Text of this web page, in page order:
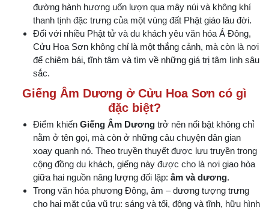
đường hành hương uốn lượn qua mây núi và không khí
thanh tịnh đặc trưng của một vùng đất Phật giáo lâu đời.
Đối với nhiều Phật tử và du khách yêu văn hóa Á Đông,
Cửu Hoa Sơn không chỉ là một thắng cảnh, mà còn là nơi
để chiêm bái, tĩnh tâm và tìm về những giá trị tâm linh sâu
sắc.
Giếng Âm Dương ở Cửu Hoa Sơn có gì
đặc biệt?
Điểm khiến Giếng Âm Dương trở nên nổi bật không chỉ
nằm ở tên gọi, mà còn ở những câu chuyện dân gian
xoay quanh nó. Theo truyền thuyết được lưu truyền trong
cộng đồng du khách, giếng này được cho là nơi giao hòa
giữa hai nguồn năng lượng đối lập: âm và dương.
Trong văn hóa phương Đông, âm – dương tượng trưng
cho hai mặt của vũ trụ: sáng và tối, động và tĩnh, hữu hình